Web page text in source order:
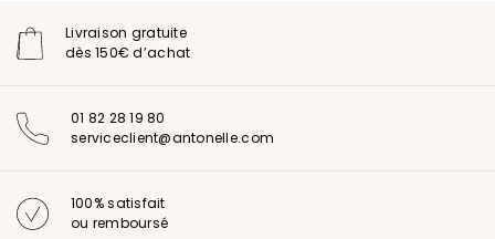
Livraison gratuite
dès 150€ d’achat
01 82 28 19 80
serviceclient@antonelle.com
100% satisfait
ou remboursé